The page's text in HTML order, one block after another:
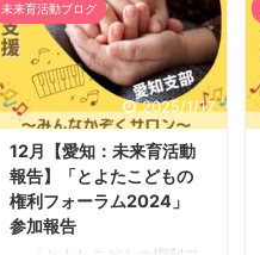
ュセラピー体験、子育てお
悩み相談、キャラ無料診断
ブースなど親子で楽しめる
企画をしました。 今回初め
ての出店でしたが、私達の
ブースがメイン会場から遠
く全体的に人が来ることが
なく、残念な感じでした。
スタッフさんにそのことを
伝えた午後は少し賑わう時
間帯もありましたが、今後
未来育活動ブログ
2025/1/17
12月【愛知：未来育活動
報告】「とよたこどもの
権利フォーラム2024」
参加報告